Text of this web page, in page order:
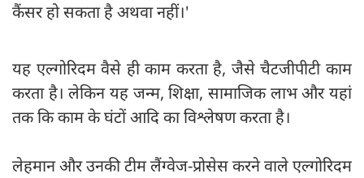
कैंसर हो सकता है अथवा नहीं।'
यह एल्गोरिदम वैसे ही काम करता है, जैसे चैटजीपीटी काम
करता है। लेकिन यह जन्म, शिक्षा, सामाजिक लाभ और यहां
तक कि काम के घंटों आदि का विश्लेषण करता है।
लेहमान और उनकी टीम लैंग्वेज-प्रोसेस करने वाले एल्गोरिदम